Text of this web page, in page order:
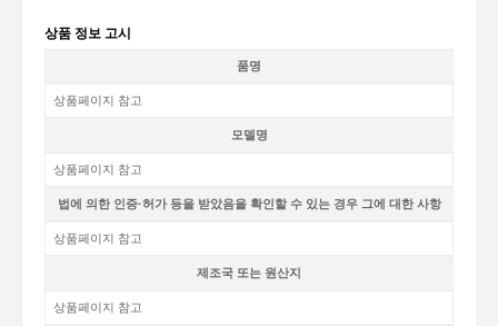
상품 정보 고시
품명
상품페이지 참고
모델명
상품페이지 참고
법에 의한 인증·허가 등을 받았음을 확인할 수 있는 경우 그에 대한 사항
상품페이지 참고
제조국 또는 원산지
상품페이지 참고